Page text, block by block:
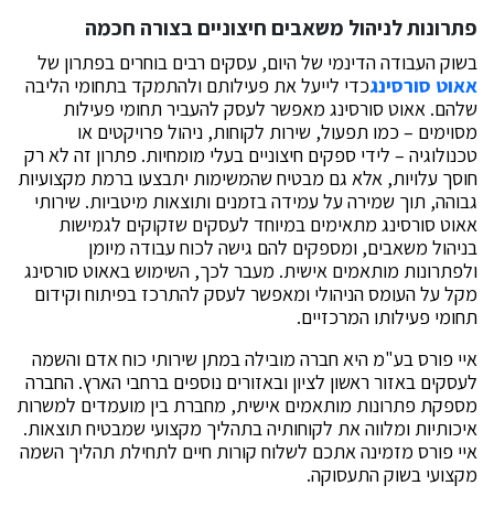
פתרונות לניהול משאבים חיצוניים בצורה חכמה
בשוק העבודה הדינמי של היום, עסקים רבים בוחרים בפתרון של
אאוט סורסינגכדי לייעל את פעילותם ולהתמקד בתחומי הליבה
שלהם. אאוט סורסינג מאפשר לעסק להעביר תחומי פעילות
מסוימים – כמו תפעול, שירות לקוחות, ניהול פרויקטים או
טכנולוגיה – לידי ספקים חיצוניים בעלי מומחיות. פתרון זה לא רק
חוסך עלויות, אלא גם מבטיח שהמשימות יתבצעו ברמת מקצועיות
גבוהה, תוך שמירה על עמידה בזמנים ותוצאות מיטביות. שירותי
אאוט סורסינג מתאימים במיוחד לעסקים שזקוקים לגמישות
בניהול משאבים, ומספקים להם גישה לכוח עבודה מיומן
ולפתרונות מותאמים אישית. מעבר לכך, השימוש באאוט סורסינג
מקל על העומס הניהולי ומאפשר לעסק להתרכז בפיתוח וקידום
תחומי פעילותו המרכזיים.
איי פורס בע"מ היא חברה מובילה במתן שירותי כוח אדם והשמה
לעסקים באזור ראשון לציון ובאזורים נוספים ברחבי הארץ. החברה
מספקת פתרונות מותאמים אישית, מחברת בין מועמדים למשרות
איכותיות ומלווה את לקוחותיה בתהליך מקצועי שמבטיח תוצאות.
איי פורס מזמינה אתכם לשלוח קורות חיים לתחילת תהליך השמה
מקצועי בשוק התעסוקה.